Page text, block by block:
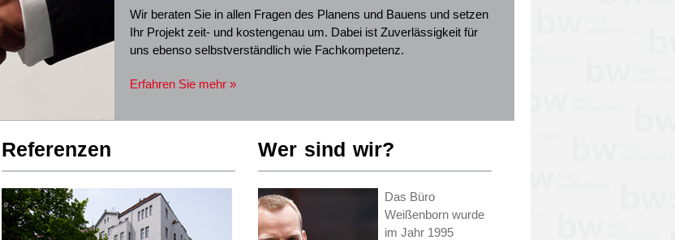
Wir beraten Sie in allen Fragen des Planens und Bauens und setzen
Ihr Projekt zeit- und kostengenau um. Dabei ist Zuverlässigkeit für
uns ebenso selbstverständlich wie Fachkompetenz.
Erfahren Sie mehr »
Referenzen Wer sind wir?
Das Büro
Weißenborn wurde
im Jahr 1995